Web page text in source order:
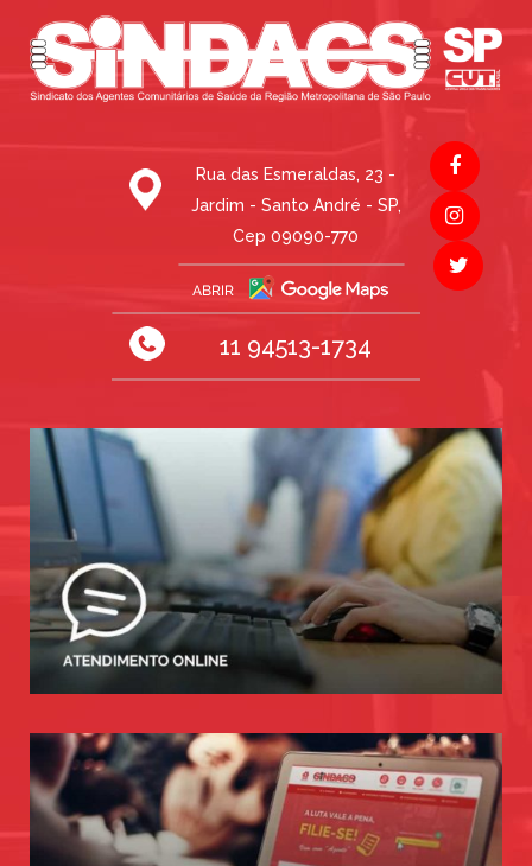
Rua das Esmeraldas, 23 -
Jardim - Santo André - SP,
Cep 09090-770
11 94513-1734